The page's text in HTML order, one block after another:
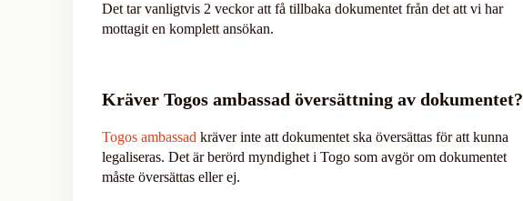
Det tar vanligtvis 2 veckor att få tillbaka dokumentet från det att vi har
mottagit en komplett ansökan.
Kräver Togos ambassad översättning av dokumentet?
Togos ambassad kräver inte att dokumentet ska översättas för att kunna
legaliseras. Det är berörd myndighet i Togo som avgör om dokumentet
måste översättas eller ej.